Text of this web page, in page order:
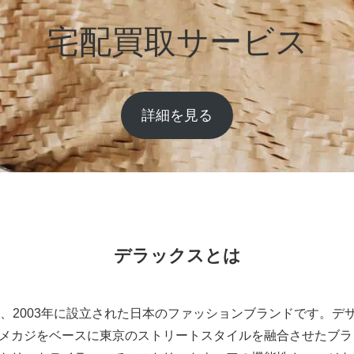
宅配買取サービス
詳細を見る
デラックスとは
年に設立された日本のファッションブランドです。デ
カジをベースに東京のストリートスタイルを融合させたブ